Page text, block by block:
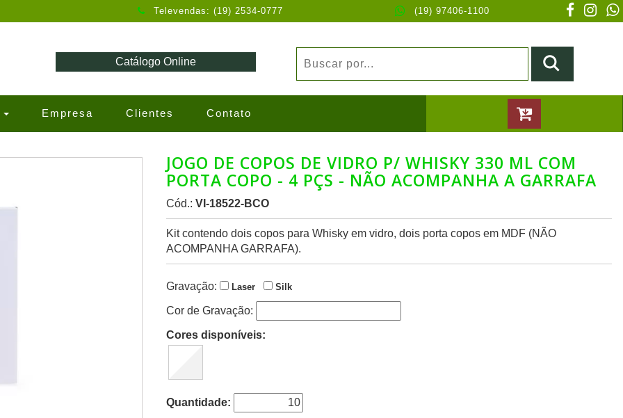
Televendas: (19) 2534-0777 (19) 97406-1100
Catálogo Online
Empresa Clientes Contato
JOGO DE COPOS DE VIDRO P/ WHISKY 330 ML COM
PORTA COPO - 4 PÇS - NÃO ACOMPANHA A GARRAFA
Cód.: VI-18522-BCO
Kit contendo dois copos para Whisky em vidro, dois porta copos em MDF (NÃO
ACOMPANHA GARRAFA).
Gravação: Laser Silk
Cor de Gravação:
Cores disponíveis:
Quantidade: